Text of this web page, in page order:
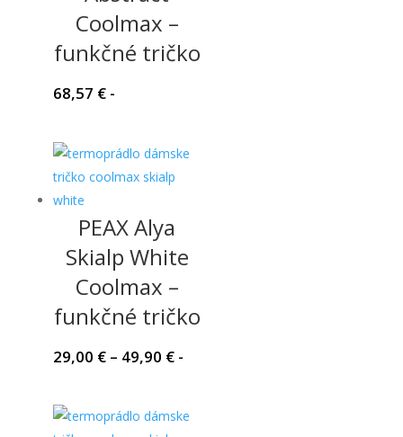
Coolmax –
funkčné tričko
68,57 € -
PEAX Alya
Skialp White
Coolmax –
funkčné tričko
29,00 € – 49,90 €Price
through
-